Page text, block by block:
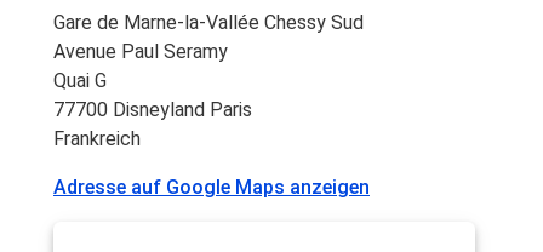
Gare de Marne-la-Vallée Chessy Sud
Avenue Paul Seramy
Quai G
77700 Disneyland Paris
Frankreich
Adresse auf Google Maps anzeigen